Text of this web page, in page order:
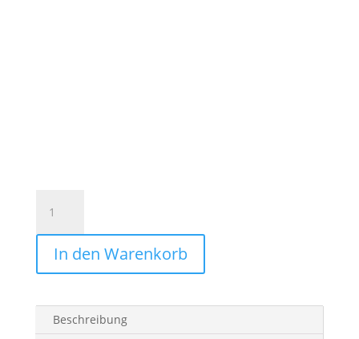
Leder
&
Stoff
„Wellen”
Menge
In den Warenkorb
Beschreibung